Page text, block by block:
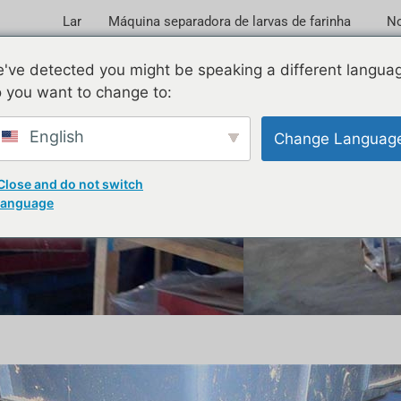
Lar Máquina separadora de larvas de farinha
minhocas sem
de cevada
detected you might be speaking a different
you want to change to:
English Change
and do not switch